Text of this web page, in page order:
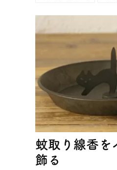
蚊取り線香を
飾る